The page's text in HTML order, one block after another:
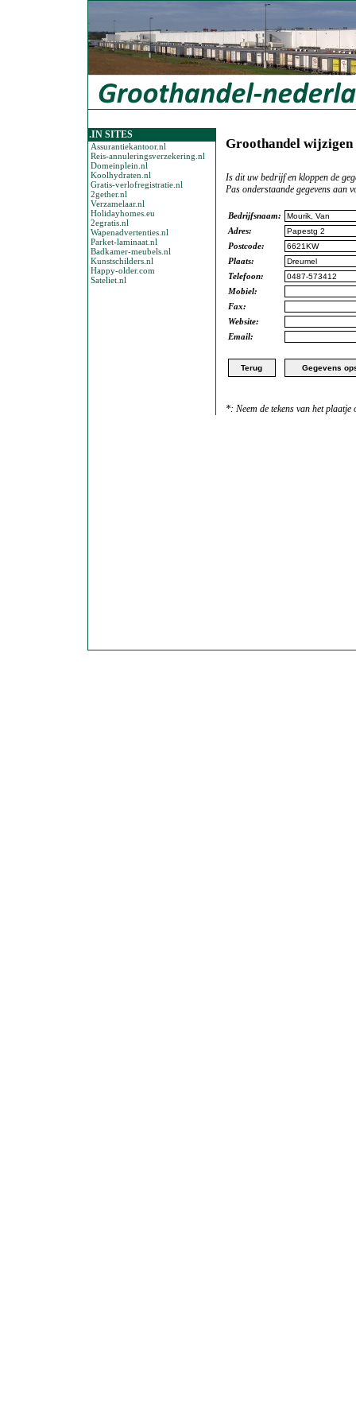
.IN SITES
Assurantiekantoor.nl
Reis-annuleringsverzekering.nl
Domeinplein.nl
Koolhydraten.nl
Gratis-verlofregistratie.nl
2gether.nl
Verzamelaar.nl
Holidayhomes.eu
2egratis.nl
Wapenadvertenties.nl
Parket-laminaat.nl
Badkamer-meubels.nl
Kunstschilders.nl
Happy-older.com
Sateliet.nl
Groothandel wijzigen
Is dit uw bedrijf en kloppen de
Pas onderstaande gegevens aan
Bedrijfsnaam:
Adres:
Postcode:
Plaats:
Telefoon:
Mobiel:
Fax:
Website:
Email:
*: Neem de tekens van het plaatje